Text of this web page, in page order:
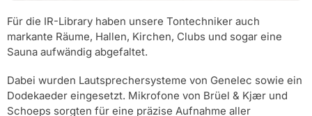
Für die IR-Library haben unsere Tontechniker auch
markante Räume, Hallen, Kirchen, Clubs und sogar eine
Sauna aufwändig abgefaltet.
Dabei wurden Lautsprechersysteme von Genelec sowie ein
Dodekaeder eingesetzt. Mikrofone von Brüel & Kjær und
Schoeps sorgten für eine präzise Aufnahme aller